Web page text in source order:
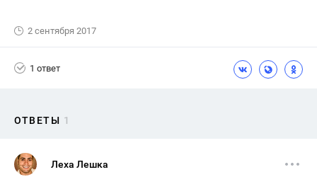
2 сентября 2017
1 ответ
ОТВЕТЫ 1
Леха Лешка